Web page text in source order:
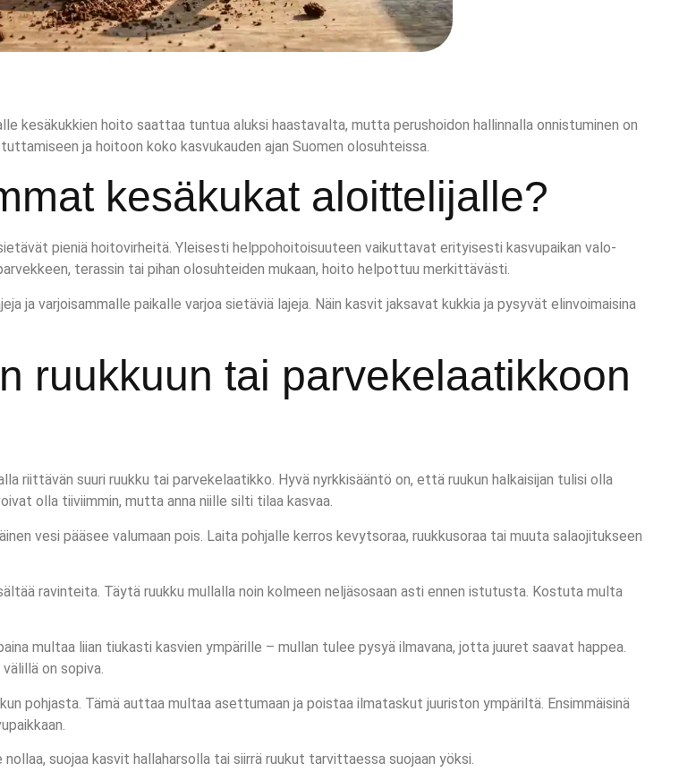
kesäkukkien hoito saattaa tuntua aluksi haastavalta, mutta perushoidon hallinnalla onnistuminen on
ja hoitoon koko kasvukauden ajan Suomen olosuhteissa.
kesäkukat aloittelijalle?
pieniä hoitovirheitä. Yleisesti helppohoitoisuuteen vaikuttavat erityisesti kasvupaikan valo-
terassin tai pihan olosuhteiden mukaan, hoito helpottuu merkittävästi.
ja varjoisammalle paikalle varjoa sietäviä lajeja. Näin kasvit jaksavat kukkia ja pysyvät elinvoimaisina
ruukkuun tai parvekelaatikkoon
riittävän suuri ruukku tai parvekelaatikko. Hyvä nyrkkisääntö on, että ruukun halkaisijan tulisi olla
olla tiiviimmin, mutta anna niille silti tilaa kasvaa.
vesi pääsee valumaan pois. Laita pohjalle kerros kevytsoraa, ruukkusoraa tai muuta salaojitukseen
ravinteita. Täytä ruukku mullalla noin kolmeen neljäsosaan asti ennen istutusta. Kostuta multa
multaa liian tiukasti kasvien ympärille – mullan tulee pysyä ilmavana, jotta juuret saavat happea.
on sopiva.
pohjasta. Tämä auttaa multaa asettumaan ja poistaa ilmataskut juuriston ympäriltä. Ensimmäisinä
suojaa kasvit hallaharsolla tai siirrä ruukut tarvittaessa suojaan yöksi.